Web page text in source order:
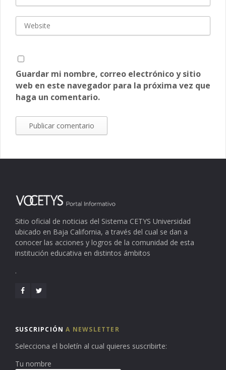
Guardar mi nombre, correo electrónico y sitio
web en este navegador para la próxima vez que
haga un comentario.
Sitio oficial de noticias del Sistema CETYS Universidad
ubicado en Baja California, a través del cual se dan a
conocer las acciones y logros de la comunidad de esta
institución educativa en distintos ámbitos
.
SUSCRIPCIÓNA NEWSLETTER
Selecciona el boletín al cual quieres suscribirte:
Tu nombre